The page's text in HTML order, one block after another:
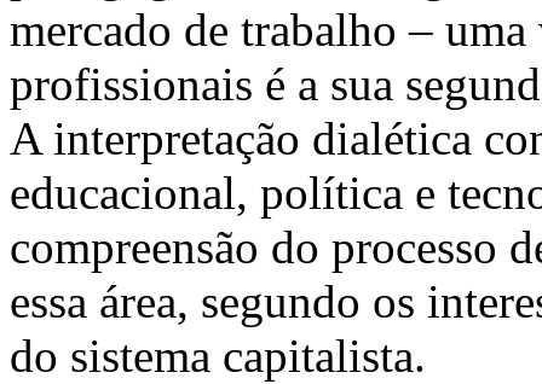
mercado de trabalho – uma
profissionais é a sua
A interpretação dialética
educacional, política e
compreensão do processo
essa área, segundo os
do sistema capitalista.